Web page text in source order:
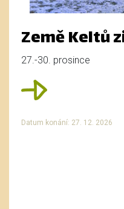
Země Keltů
27.-30. prosince
Datum konání: 27. 12. 2026